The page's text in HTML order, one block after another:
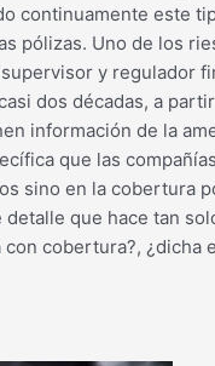
continuamente este
pólizas. Uno de los
y regulador
dos décadas, a
información de la
que las
sino en la cobertura
que hace tan
cobertura?, ¿dicha